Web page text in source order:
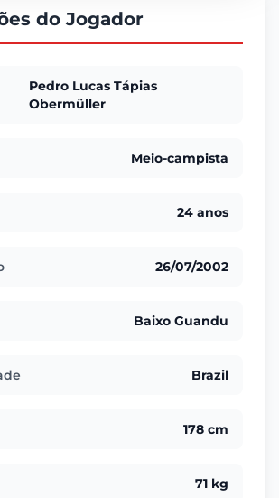
do Jogador
Pedro Lucas Tápias
Obermüller
Meio-campista
24 anos
26/07/2002
Baixo Guandu
Brazil
178 cm
71 kg